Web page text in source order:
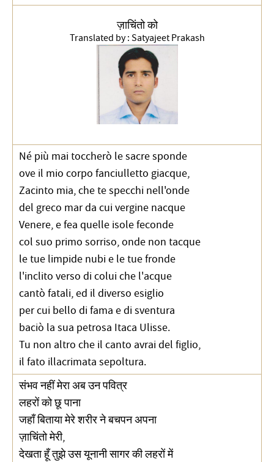
ज़ाचिंतो को
Translated by : Satyajeet Prakash
Né più mai toccherò le sacre sponde
ove il mio corpo fanciulletto giacque,
Zacinto mia, che te specchi nell'onde
del greco mar da cui vergine nacque
Venere, e fea quelle isole feconde
col suo primo sorriso, onde non tacque
le tue limpide nubi e le tue fronde
l'inclito verso di colui che l'acque
cantò fatali, ed il diverso esiglio
per cui bello di fama e di sventura
baciò la sua petrosa Itaca Ulisse.
Tu non altro che il canto avrai del figlio,
il fato illacrimata sepoltura.
संभव नहीं मेरा अब उन पवित्र
लहरों को छू पाना
जहाँ बिताया मेरे शरीर ने बचपन अपना
ज़ाचिंतो मेरी,
देखता हूँ तुझे उस यूनानी सागर की लहरों में